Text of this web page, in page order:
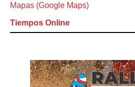
Mapas (Google Maps)
Tiempos Online